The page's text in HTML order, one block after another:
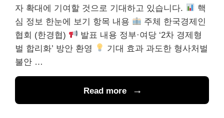
자 확대에 기여할 것으로 기대하고 있습니다.
핵
심 정보 한눈에 보기 항목 내용
주체 한국경제인
협회 (한경협)
발표 내용 정부·여당 ‘2차 경제형
벌 합리화’ 방안 환영
기대 효과 과도한 형사처벌
불안 …
Read more